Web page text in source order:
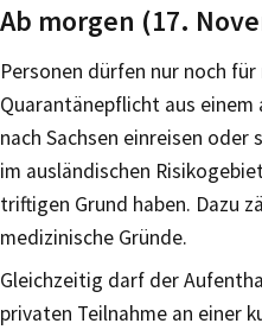
Ab morgen (17.
Personen dürfen nur noch
Quarantänepflicht aus
nach Sachsen einreisen oder
im ausländischen
triftigen Grund haben. Dazu
medizinische Gründe.
Gleichzeitig darf der
privaten Teilnahme an einer